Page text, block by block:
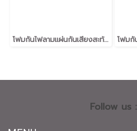
โฟมกันไฟลามแผ่นกันเสียงสะท้อนลายรังไข่ flame retardant foam หนา2นิ้ว
Follow us :